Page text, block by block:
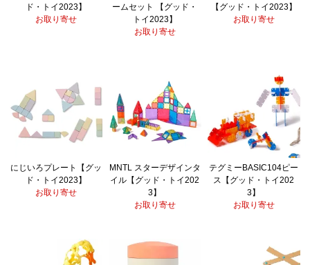
ド・トイ2023】
お取り寄せ
ームセット 【グッド・
トイ2023】
お取り寄せ
【グッド・トイ2023】
お取り寄せ
にじいろプレート【グッ
ド・トイ2023】
お取り寄せ
MNTL スターデザインタ
イル【グッド・トイ202
3】
お取り寄せ
テグミーBASIC104ピー
ス【グッド・トイ202
3】
お取り寄せ